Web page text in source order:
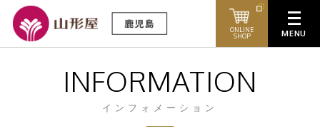
ONLINE
SHOP
INFORMATION
インフォメーション